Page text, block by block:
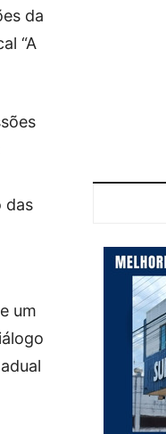
da
“A
das
um